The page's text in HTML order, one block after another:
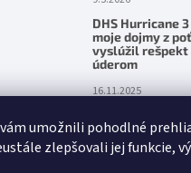
umožnili pohodlné
zlepšovali jej funkcie,
DHS Hurricane
moje dojmy z
vyslúžil rešpekt
úderom
16.11.2025
Palatinus
– precítená sila
24.5.2025